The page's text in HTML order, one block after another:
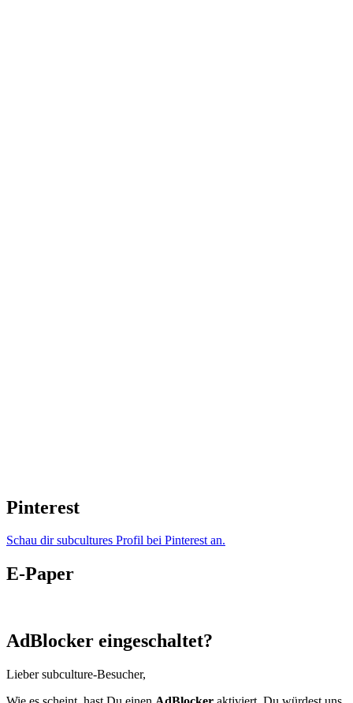
Pinterest
Schau dir subcultures Profil bei Pinterest an.
E-Paper
AdBlocker eingeschaltet?
Lieber subculture-Besucher,